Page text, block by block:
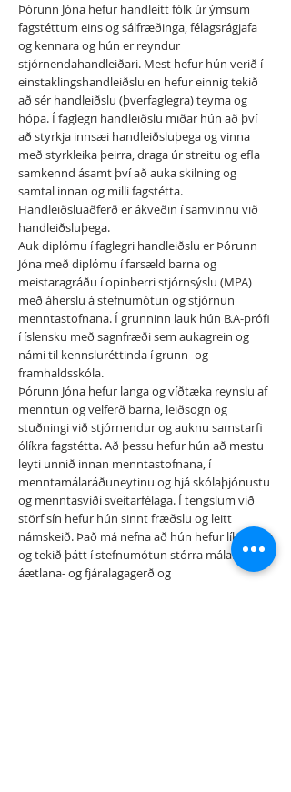
Þórunn Jóna hefur handleitt fólk úr ýmsum
fagstéttum eins og sálfræðinga, félagsrágjafa
og kennara og hún er reyndur
stjórnendahandleiðari. Mest hefur hún verið í
einstaklingshandleiðslu en hefur einnig tekið
að sér handleiðslu (þverfaglegra) teyma og
hópa. Í faglegri handleiðslu miðar hún að því
að styrkja innsæi handleiðsluþega og vinna
með styrkleika þeirra, draga úr streitu og efla
samkennd ásamt því að auka skilning og
samtal innan og milli fagstétta.
Handleiðsluaðferð er ákveðin í samvinnu við
handleiðsluþega.
Auk diplómu í faglegri handleiðslu er Þórunn
Jóna með diplómu í farsæld barna og
meistaragráðu í opinberri stjórnsýslu (MPA)
með áherslu á stefnumótun og stjórnun
menntastofnana. Í grunninn lauk hún B.A-prófi
í íslensku með sagnfræði sem aukagrein og
námi til kennsluréttinda í grunn- og
framhaldsskóla.
Þórunn Jóna hefur langa og víðtæka reynslu af
menntun og velferð barna, leiðsögn og
stuðningi við stjórnendur og auknu samstarfi
ólíkra fagstétta. Að þessu hefur hún að mestu
leyti unnið innan menntastofnana, í
menntamálaráðuneytinu og hjá skólaþjónustu
og menntasviði sveitarfélaga. Í tengslum við
störf sín hefur hún sinnt fræðslu og leitt
námskeið. Það má nefna að hún hefur líka stýrt
og tekið þátt í stefnumótun stórra málaflokka,
áætlana- og fjáralagagerð og